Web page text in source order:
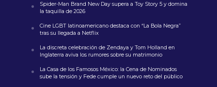
Spider-Man Brand New Day supera a Toy Story 5 y domina
la taquilla de 2026
Cine LGBT latinoamericano destaca con “La Bola Negra”
tras su llegada a Netflix
La discreta celebración de Zendaya y Tom Holland en
Inglaterra aviva los rumores sobre su matrimonio
La Casa de los Famosos México: la Cena de Nominados
sube la tensión y Fede cumple un nuevo reto del público